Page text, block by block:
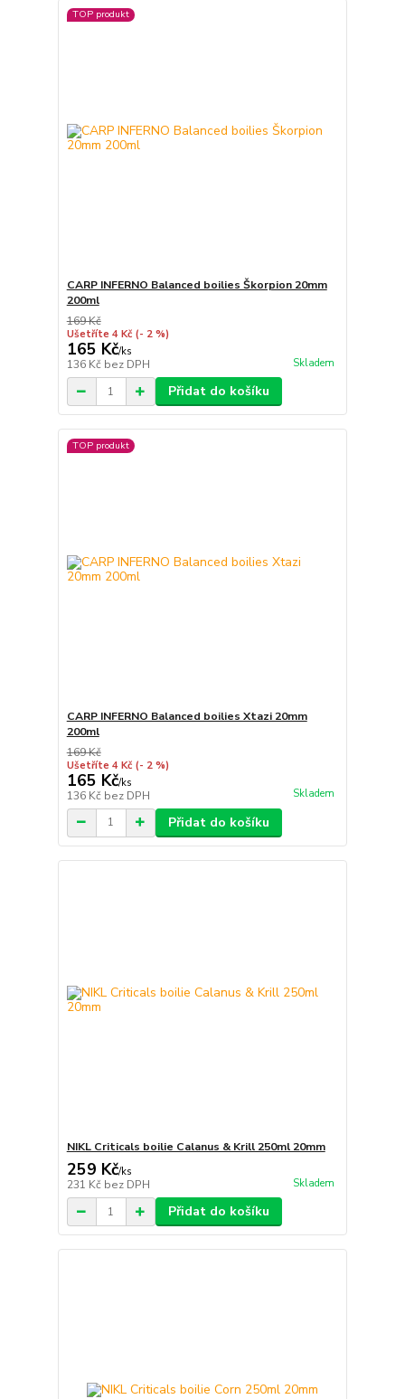
TOP produkt
CARP INFERNO Balanced boilies Škorpion 20mm
200ml
169 Kč
Ušetříte 4 Kč (- 2 %)
165 Kč/ks
136 Kč bez DPH Skladem
Přidat do košíku
TOP produkt
CARP INFERNO Balanced boilies Xtazi 20mm
200ml
169 Kč
Ušetříte 4 Kč (- 2 %)
165 Kč/ks
136 Kč bez DPH Skladem
Přidat do košíku
NIKL Criticals boilie Calanus & Krill 250ml 20mm
259 Kč/ks
231 Kč bez DPH Skladem
Přidat do košíku